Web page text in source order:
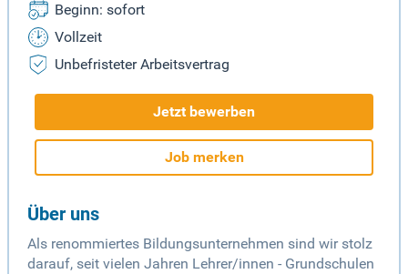
Beginn: sofort
Vollzeit
Unbefristeter Arbeitsvertrag
Jetzt bewerben
Job merken
Über uns
Als renommiertes Bildungsunternehmen sind wir stolz
darauf, seit vielen Jahren Lehrer/innen - Grundschulen